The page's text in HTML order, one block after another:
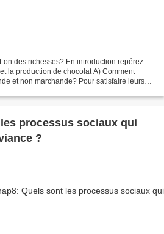
on des richesses? En introduction repérez
la production de chocolat A) Comment
et non marchande? Pour satisfaire leurs
processus sociaux qui
?